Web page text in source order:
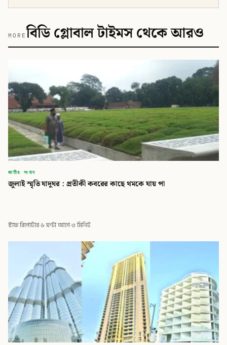
MOREবিডি গ্লোবাল টাইমস থেকে আরও
জাতীয় সংবাদ
জুলাই স্মৃতি যাদুঘর : প্রতীকী কবরের কাছে থমকে যায় পা
স্টাফ রিপোর্টার·৬ ঘণ্টা আগে·৩ মিনিট